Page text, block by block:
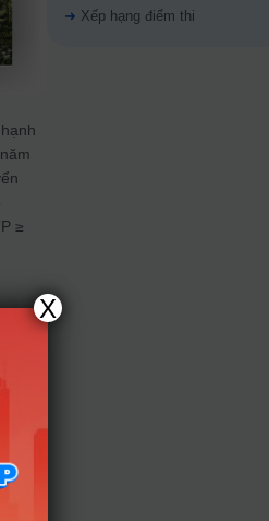
≥
➜ Xếp hạng điểm thi
X